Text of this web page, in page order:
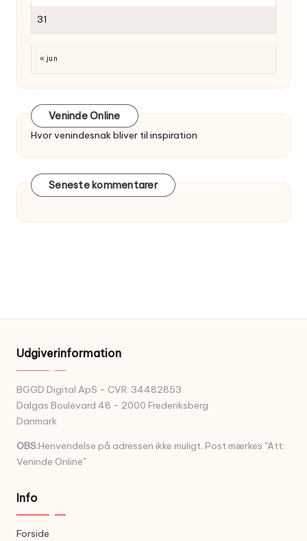
31
« jun
Veninde Online
Hvor venindesnak bliver til inspiration
Seneste kommentarer
Udgiverinformation
BGGD Digital ApS - CVR: 34482853
Dalgas Boulevard 48 - 2000 Frederiksberg
Danmark
OBS:Henvendelse på adressen ikke muligt. Post mærkes "Att:
Veninde Online"
Info
Forside